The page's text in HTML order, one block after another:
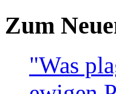
Zum
"Was